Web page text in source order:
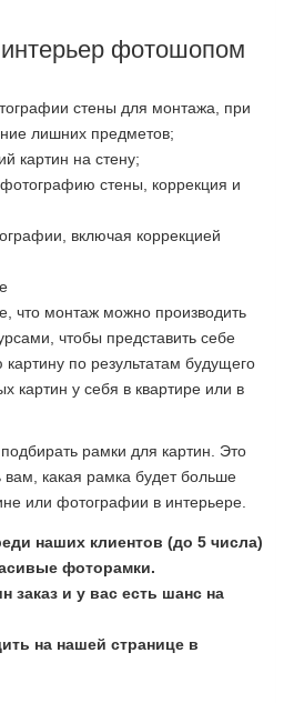
фотошопом
стены для монтажа, при
лишних предметов;
картин на стену;
стены, коррекция и
включая коррекцией
что монтаж можно производить
чтобы представить себе
по результатам будущего
картин у себя в квартире или в
рамки для картин. Это
вам, какая рамка будет больше
или фотографии в интерьере.
наших клиентов (до 5 числа)
фоторамки.
заказ и у вас есть шанс на
на нашей странице в